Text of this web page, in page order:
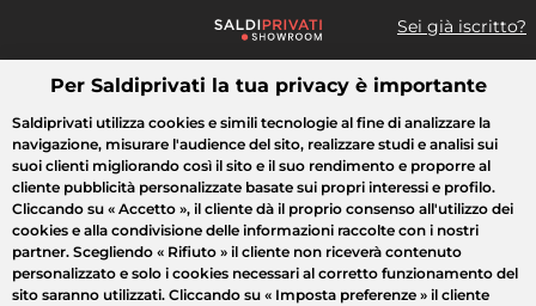
Sei già iscritto?
Cosa cerchi?
Tutte le vendite Moda Casa Bellezza Elettrodomestici
Per Saldiprivati la tua privacy è importante
Saldiprivati utilizza cookies e simili tecnologie al fine di analizzare la
navigazione, misurare l'audience del sito, realizzare studi e analisi sui
suoi clienti migliorando così il sito e il suo rendimento e proporre al
cliente pubblicità personalizzate basate sui propri interessi e profilo.
Cliccando su « Accetto », il cliente dà il proprio consenso all'utilizzo dei
cookies e alla condivisione delle informazioni raccolte con i nostri
partner. Scegliendo « Rifiuto » il cliente non riceverà contenuto
personalizzato e solo i cookies necessari al corretto funzionamento del
sito saranno utilizzati. Cliccando su « Imposta preferenze » il cliente